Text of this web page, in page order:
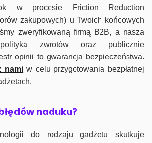
w procesie Friction Reduction
zakupowych) u Twoich końcowych
zweryfikowaną firmą B2B, a nasza
polityka zwrotów oraz publicznie
opinii to gwarancja bezpieczeństwa.
nami w celu przygotowania bezpłatnej
naduku?
do rodzaju gadżetu skutkuje